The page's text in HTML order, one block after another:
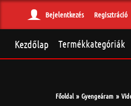
Bejelentkezés Regisztráció
Termékkategóriák
Kezdőlap
Főoldal Gyengeáram